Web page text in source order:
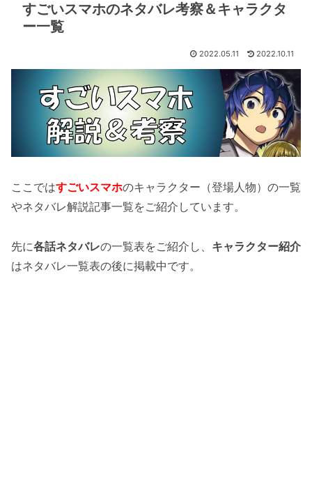
すごいスマホのネタバレ考察＆キャラクタ
ー一覧
2022.05.11 2022.10.11
ここではすごいスマホのキャラクター（登場人物）の一覧
やネタバレ解説記事一覧をご紹介しています。
先に各話ネタバレの一覧表をご紹介し、 キャラクター紹介
はネタバレ一覧表の後に掲載中です。